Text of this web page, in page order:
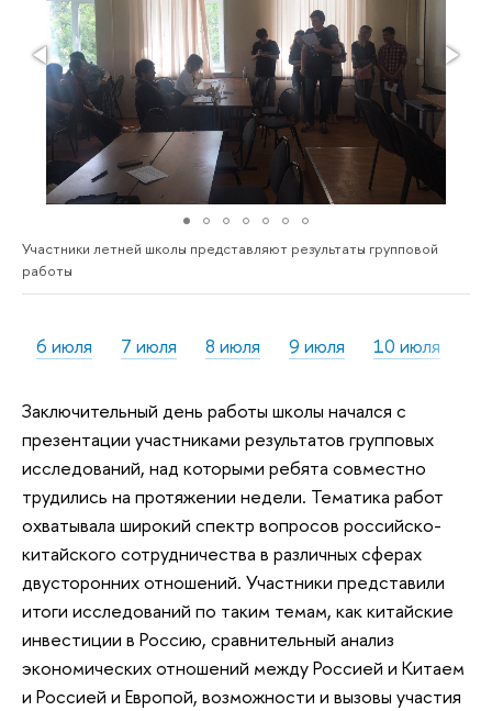
Участники летней школы представляют результаты групповой
работы
6 июля 7 июля 8 июля 9 июля 10 июля
Заключительный день работы школы начался с
презентации участниками результатов групповых
исследований, над которыми ребята совместно
трудились на протяжении недели. Тематика работ
охватывала широкий спектр вопросов российско-
китайского сотрудничества в различных сферах
двусторонних отношений. Участники представили
итоги исследований по таким темам, как китайские
инвестиции в Россию, сравнительный анализ
экономических отношений между Россией и Китаем
и Россией и Европой, возможности и вызовы участия